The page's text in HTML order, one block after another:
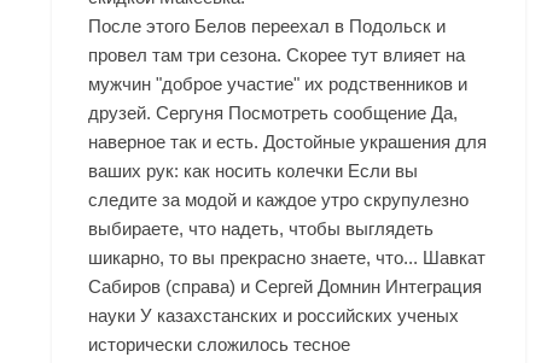
После этого Белов переехал в Подольск и
провел там три сезона. Скорее тут влияет на
мужчин "доброе участие" их родственников и
друзей. Сергуня Посмотреть сообщение Да,
наверное так и есть. Достойные украшения для
ваших рук: как носить колечки Если вы
следите за модой и каждое утро скрупулезно
выбираете, что надеть, чтобы выглядеть
шикарно, то вы прекрасно знаете, что... Шавкат
Сабиров (справа) и Сергей Домнин Интеграция
науки У казахстанских и российских ученых
исторически сложилось тесное